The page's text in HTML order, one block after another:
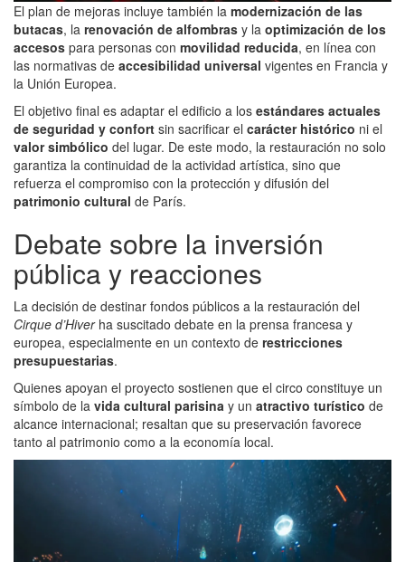
El plan de mejoras incluye también la modernización de las
butacas, la renovación de alfombras y la optimización de los
accesos para personas con movilidad reducida, en línea con
las normativas de accesibilidad universal vigentes en Francia y
la Unión Europea.
El objetivo final es adaptar el edificio a los estándares actuales
de seguridad y confort sin sacrificar el carácter histórico ni el
valor simbólico del lugar. De este modo, la restauración no solo
garantiza la continuidad de la actividad artística, sino que
refuerza el compromiso con la protección y difusión del
patrimonio cultural de París.
Debate sobre la inversión
pública y reacciones
La decisión de destinar fondos públicos a la restauración del
Cirque d’Hiver ha suscitado debate en la prensa francesa y
europea, especialmente en un contexto de restricciones
presupuestarias.
Quienes apoyan el proyecto sostienen que el circo constituye un
símbolo de la vida cultural parisina y un atractivo turístico de
alcance internacional; resaltan que su preservación favorece
tanto al patrimonio como a la economía local.